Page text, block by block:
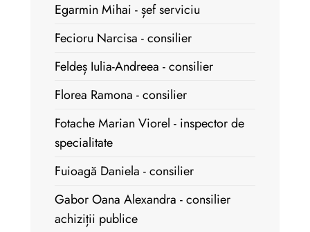
Egarmin Mihai - șef serviciu
Fecioru Narcisa - consilier
Feldeș Iulia-Andreea - consilier
Florea Ramona - consilier
Fotache Marian Viorel - inspector de
specialitate
Fuioagă Daniela - consilier
Gabor Oana Alexandra - consilier
achiziții publice